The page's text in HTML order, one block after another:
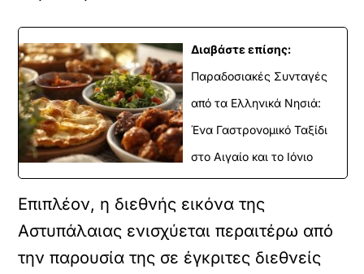
Διαβάστε επίσης:
Παραδοσιακές Συνταγές
από τα Ελληνικά Νησιά:
Ένα Γαστρονομικό Ταξίδι
στο Αιγαίο και το Ιόνιο
Επιπλέον, η διεθνής εικόνα της
Αστυπάλαιας ενισχύεται περαιτέρω από
την παρουσία της σε έγκριτες διεθνείς